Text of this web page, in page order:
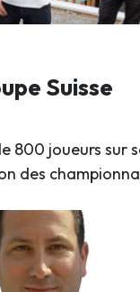
Suisse
800 joueurs sur
des